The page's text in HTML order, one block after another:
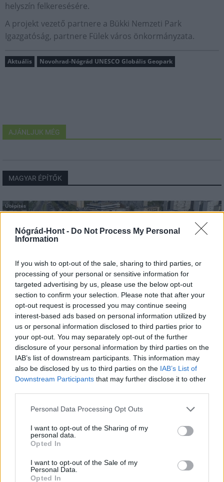
Nógrád-Hont - Do Not Process My Personal
Information
If you wish to opt-out of the sale, sharing to third parties, or
processing of your personal or sensitive information for
targeted advertising by us, please use the below opt-out
section to confirm your selection. Please note that after your
opt-out request is processed you may continue seeing
interest-based ads based on personal information utilized by
us or personal information disclosed to third parties prior to
your opt-out. You may separately opt-out of the further
disclosure of your personal information by third parties on the
IAB’s list of downstream participants. This information may
also be disclosed by us to third parties on the IAB’s List of
Downstream Participants that may further disclose it to other
Please note that this website/app uses one or more Google
not limited to your visit or usage behaviour. You may click to
grant or deny consent to Google and its third-party tags to
use your data for below specified purposes in below Google
consent section.
Personal Data Processing Opt Outs
I want to opt-out of the Sharing of my
personal data.
Opted In
I want to opt-out of the Sale of my
Personal Data.
Opted In
helyszín felkeresésére.
A projekt vezető partnere a Bükki Nemzeti Park
Igazgatóság, partnere Fülek város önkormányzata.
Aktuális Novohrad-Nógrád UNESCO Globális Geopark
AJÁNLJUK MÉG
MAGYAR ÉPÍTŐK
Útépítés
HE-DO BKK KM Építő Kft. Főmterv Mérnöki Tervező Zrt.
Látványos építési szakasz indult be a Flórián téri
felüljárón
A tartós nyári hőség jelentős kihívás elé állítja a KM Építőt,
Paks II.: Mit jelent az 5. blokk új
árnyékában?
Elkészült a Liszt Ferenc repülőtér